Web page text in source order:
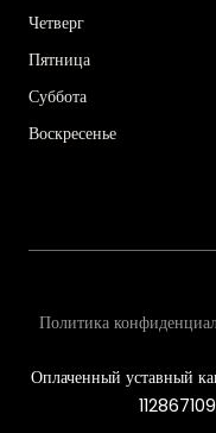
Четверг
Пятница
Суббота
Воскресенье
Оплаченный уставный
Политика